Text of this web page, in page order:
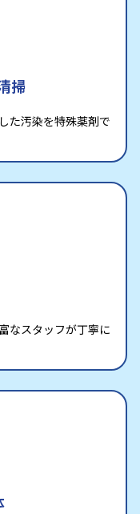
掃
た汚染を特殊薬剤で
なスタッフが丁寧に